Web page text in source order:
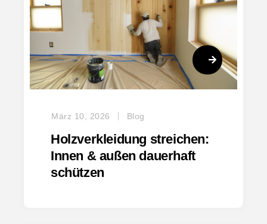
März 10, 2026 Blog
Holzverkleidung streichen:
Innen & außen dauerhaft
schützen